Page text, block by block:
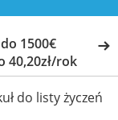
1500€
40,20zł/rok
do listy życzeń